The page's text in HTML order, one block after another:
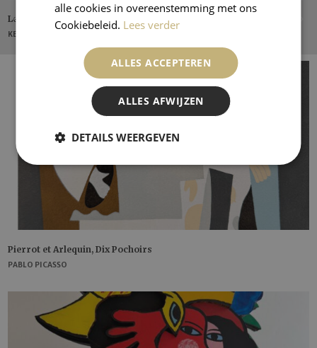
Le Coquelicot
KEES VAN DONGEN
Pierrot et Arlequin, Dix Pochoirs
PABLO PICASSO
alle cookies in overeenstemming met ons
Cookiebeleid. Lees verder
ALLES ACCEPTEREN
ALLES AFWIJZEN
DETAILS WEERGEVEN